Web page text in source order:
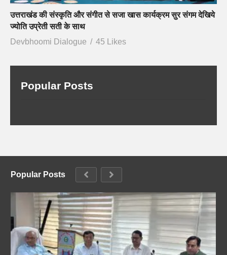
उत्तराखंड की संस्कृति और संगीत से सजा खास कार्यक्रम सुर संगम देखिये
ज्योति उप्रेती सती के साथ
Devbhoomi Dialogue
45 Likes
Popular Posts
Popular Posts